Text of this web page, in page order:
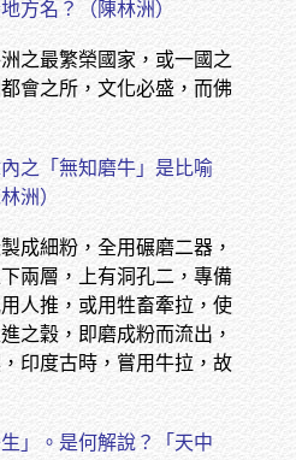
方名？（陳林洲）
之最繁榮國家，或一國之
會之所，文化必盛，而佛
之「無知磨牛」是比喻
洲）
成細粉，全用碾磨二器，
兩層，上有洞孔二，專備
人推，或用牲畜牽拉，使
之穀，即磨成粉而流出，
印度古時，嘗用牛拉，故
」。是何解說？「天中